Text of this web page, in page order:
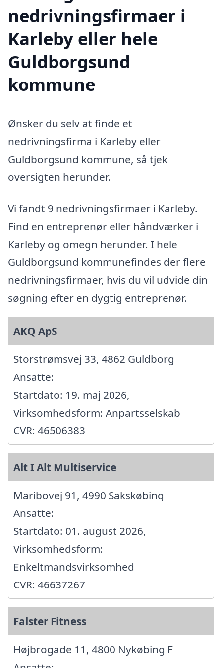
nedrivningsfirmaer i
Karleby eller hele
Guldborgsund
kommune
Ønsker du selv at finde et
nedrivningsfirma i Karleby eller
Guldborgsund kommune, så tjek
oversigten herunder.
Vi fandt 9 nedrivningsfirmaer i Karleby.
Find en entreprenør eller håndværker i
Karleby og omegn herunder. I hele
Guldborgsund kommunefindes der flere
nedrivningsfirmaer, hvis du vil udvide din
søgning efter en dygtig entreprenør.
AKQ ApS
Storstrømsvej 33, 4862 Guldborg
Ansatte:
Startdato: 19. maj 2026,
Virksomhedsform: Anpartsselskab
CVR: 46506383
Alt I Alt Multiservice
Maribovej 91, 4990 Sakskøbing
Ansatte:
Startdato: 01. august 2026,
Virksomhedsform:
Enkeltmandsvirksomhed
CVR: 46637267
Falster Fitness
Højbrogade 11, 4800 Nykøbing F